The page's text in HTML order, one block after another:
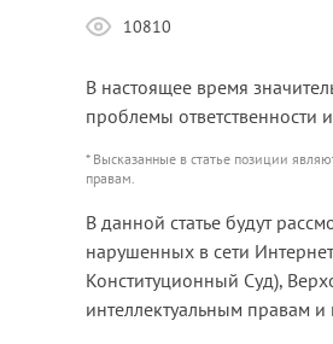
10810
В настоящее время
проблемы
* Высказанные в статье позиции
правам.
В данной статье будут
нарушенных в сети
Конституционный Суд),
интеллектуальным правам